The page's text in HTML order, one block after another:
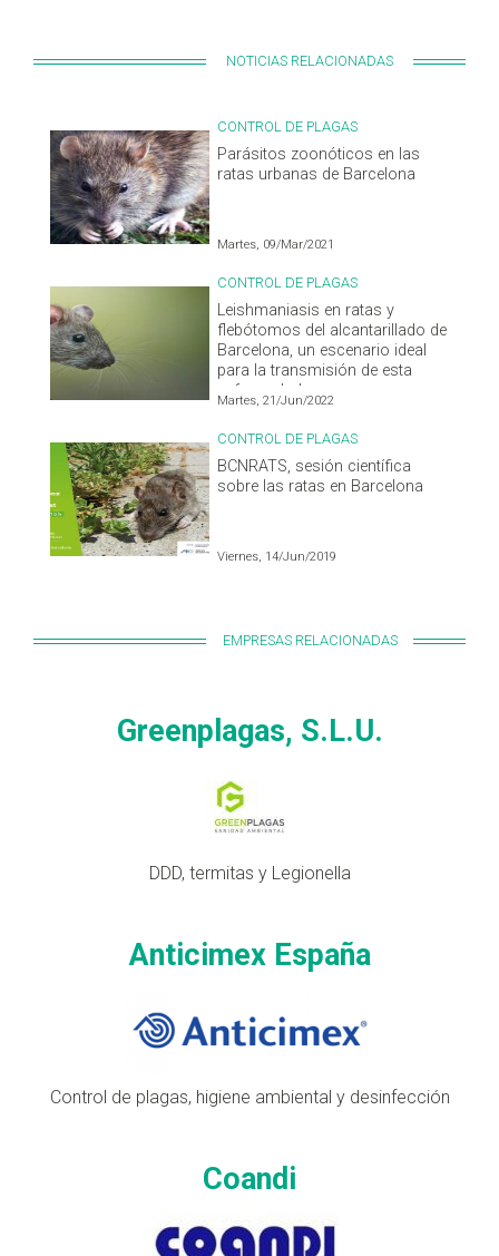
NOTICIAS RELACIONADAS
CONTROL DE PLAGAS
Parásitos zoonóticos en las
ratas urbanas de Barcelona
Martes, 09/Mar/2021
CONTROL DE PLAGAS
Leishmaniasis en ratas y
flebótomos del alcantarillado de
Barcelona, un escenario ideal
para la transmisión de esta
enfermedad
Martes, 21/Jun/2022
CONTROL DE PLAGAS
BCNRATS, sesión científica
sobre las ratas en Barcelona
Viernes, 14/Jun/2019
EMPRESAS RELACIONADAS
Greenplagas, S.L.U.
DDD, termitas y Legionella
Anticimex España
Control de plagas, higiene ambiental y desinfección
Coandi